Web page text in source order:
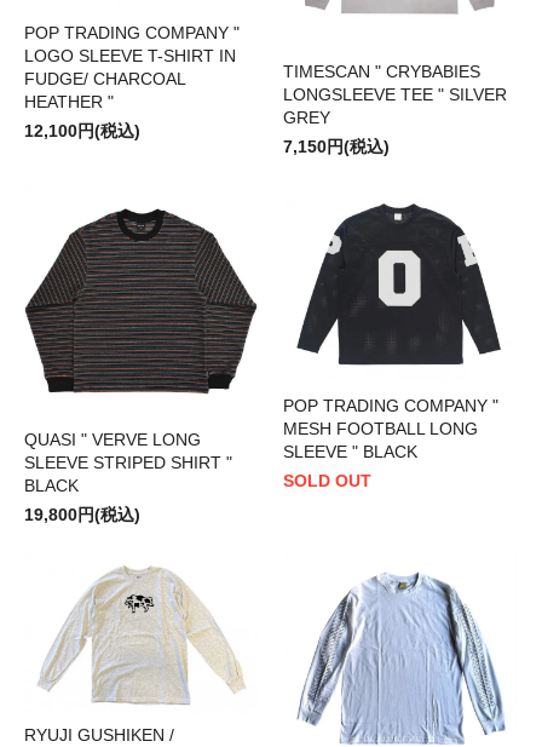
POP TRADING COMPANY "
LOGO SLEEVE T-SHIRT IN
FUDGE/ CHARCOAL
HEATHER "
12,100円(税込)
TIMESCAN " CRYBABIES
LONGSLEEVE TEE " SILVER
GREY
7,150円(税込)
QUASI " VERVE LONG
SLEEVE STRIPED SHIRT "
BLACK
19,800円(税込)
POP TRADING COMPANY "
MESH FOOTBALL LONG
SLEEVE " BLACK
SOLD OUT
RYUJI GUSHIKEN /